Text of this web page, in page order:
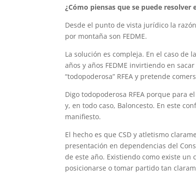
¿Cómo piensas que se puede resolver
Desde el punto de vista jurídico la
por montaña son FEDME.
La solución es compleja. En el caso de
años y años FEDME invirtiendo en
“todopoderosa” RFEA y pretende
Digo todopoderosa RFEA porque para
y, en todo caso, Baloncesto. En este
manifiesto.
El hecho es que CSD y atletismo
presentación en dependencias del
de este año. Existiendo como existe
posicionarse o tomar partido tan